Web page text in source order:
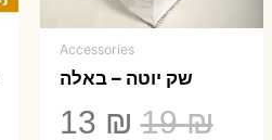
Accessories
שק יוטה – באלה
19₪
המחיר
13 ₪